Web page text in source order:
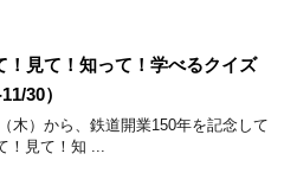
！見て！知って！学べるクイズ
30）
木）から、鉄道開業150年を記念して
！見て！知 ...